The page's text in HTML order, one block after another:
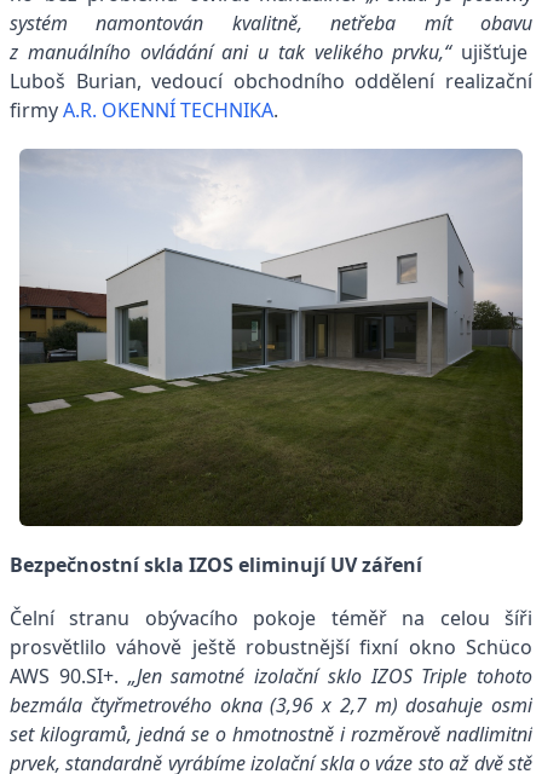
systém namontován kvalitně, netřeba mít obavu
z manuálního ovládání ani u tak velikého prvku,“ ujišťuje
Luboš Burian, vedoucí obchodního oddělení realizační
firmyA.R. OKENNÍ TECHNIKA.
Bezpečnostní skla IZOS eliminují UV záření
Čelní stranu obývacího pokoje téměř na celou šíři
prosvětlilo váhově ještě robustnější fixní okno Schüco
AWS 90.SI+. „Jen samotné izolační sklo IZOS Triple tohoto
bezmála čtyřmetrového okna (3,96 x 2,7 m) dosahuje osmi
set kilogramů, jedná se o hmotnostně i rozměrově nadlimitní
prvek, standardně vyrábíme izolační skla o váze sto až dvě stě